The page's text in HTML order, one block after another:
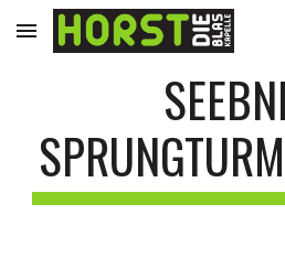
Skip to main content